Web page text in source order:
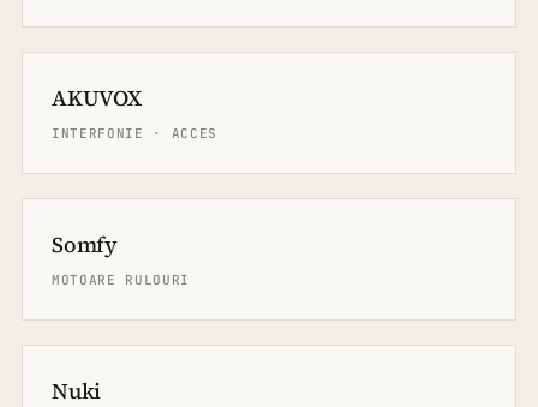
AKUVOX
INTERFONIE · ACCES
Somfy
MOTOARE RULOURI
Nuki